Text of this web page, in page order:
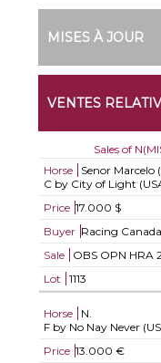
MISES À JOUR
VENTES
Sales of
Horse
Senor Marcelo
C by City of Light
Price 17.000 $
Buyer Racing Canada
Sale
OBS OPN HRA
Lot
1113
Horse
N.
F by No Nay Never
Price 13.000 €